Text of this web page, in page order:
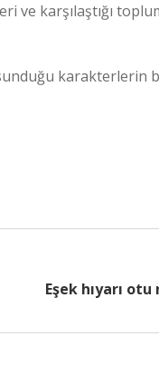
ve karşılaştığı
karakterlerin
Eşek hıyarı